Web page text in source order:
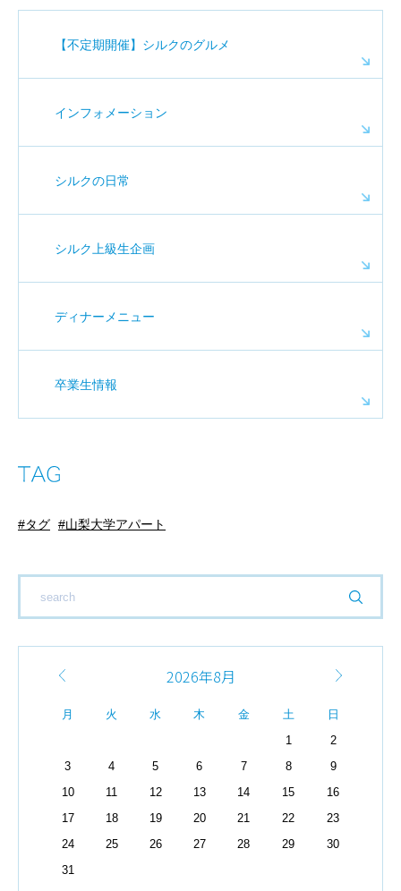
【不定期開催】シルクのグルメ
インフォメーション
シルクの日常
シルク上級生企画
ディナーメニュー
卒業生情報
タグ 山梨大学アパート
2026年8月
月 火 水 木 金 土
日
1
2
3
4 5 6 7 8
9
10
11 12 13 14 15
16
17
18 19 20 21 22
23
24
25 26 27 28 29
30
31